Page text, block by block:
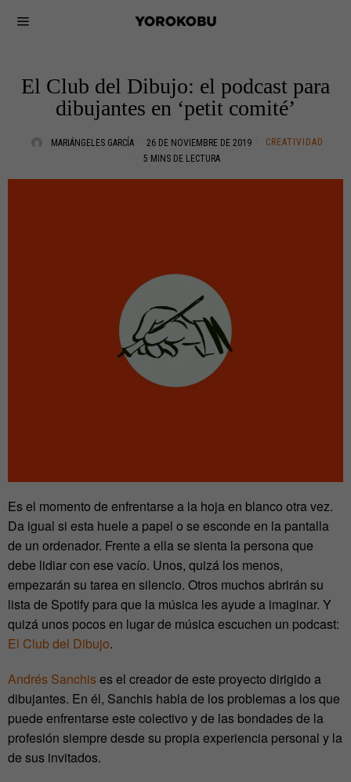
El Club del Dibujo: el podcast para
dibujantes en ‘petit comité’
MARIÁNGELES GARCÍA 26 DE NOVIEMBRE DE 2019
CREATIVIDAD
5 MINS DE LECTURA
Es el momento de enfrentarse a la hoja en blanco otra vez.
Da igual si esta huele a papel o se esconde en la pantalla
de un ordenador. Frente a ella se sienta la persona que
debe lidiar con ese vacío. Unos, quizá los menos,
empezarán su tarea en silencio. Otros muchos abrirán su
lista de Spotify para que la música les ayude a imaginar. Y
quizá unos pocos en lugar de música escuchen un podcast:
El Club del Dibujo.
Andrés Sanchises el creador de este proyecto dirigido a
dibujantes. En él, Sanchis habla de los problemas a los que
puede enfrentarse este colectivo y de las bondades de la
profesión siempre desde su propia experiencia personal y la
de sus invitados.